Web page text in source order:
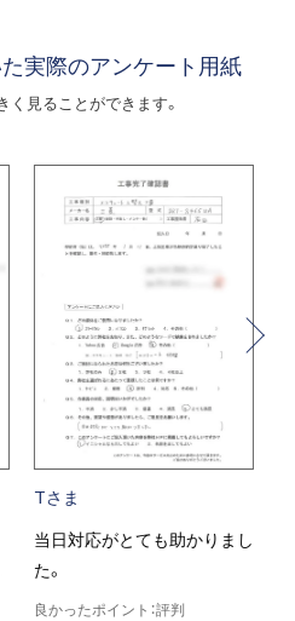
実際のアンケート用紙
見ることができます。
Yさま
暑い中、作業ありがとうござ
いました。
良かったポイント：サービス